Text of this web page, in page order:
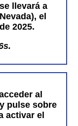
llevará a
el
2025.
al
pulse sobre
activar el